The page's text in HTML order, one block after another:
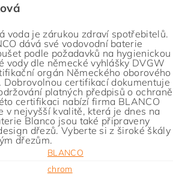
voda je zárukou zdraví spotřebitelů.
dává své vodovodní baterie
podle požadavků na hygienickou
vody dle německé vyhlášky DVGW
orgán Německého oborového
Dobrovolnou certifikací dokumentuje
platných předpisů o ochraně
certifikaci nabízí firma BLANCO
v nejvyšší kvalitě, která je dnes na
Blanco jsou také připraveny
dřezů. Vyberte si z široké škály
dřezům.
BLANCO
chrom